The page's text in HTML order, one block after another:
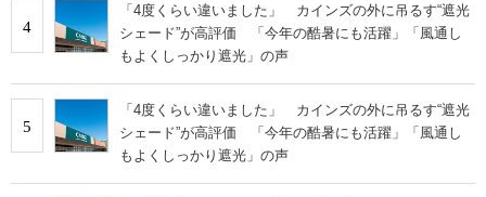
4
「4度くらい違いました」 カインズの外に吊るす“遮光
シェード”が高評価 「今年の酷暑にも活躍」「風通し
もよくしっかり遮光」の声
5
「4度くらい違いました」 カインズの外に吊るす“遮光
シェード”が高評価 「今年の酷暑にも活躍」「風通し
もよくしっかり遮光」の声